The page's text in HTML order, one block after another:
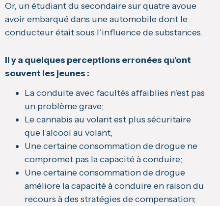
Or, un étudiant du secondaire sur quatre avoue
avoir embarqué dans une automobile dont le
conducteur était sous l’influence de substances.
Il y a quelques perceptions erronées qu’ont
souvent les jeunes :
La conduite avec facultés affaiblies n’est pas
un problème grave;
Le cannabis au volant est plus sécuritaire
que l’alcool au volant;
Une certaine consommation de drogue ne
compromet pas la capacité à conduire;
Une certaine consommation de drogue
améliore la capacité à conduire en raison du
recours à des stratégies de compensation;